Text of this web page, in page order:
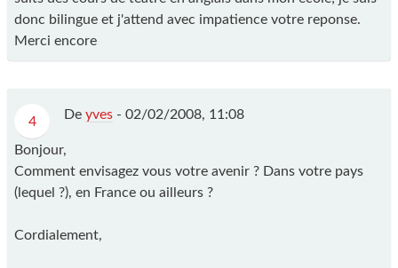
donc bilingue et j'attend avec impatience votre reponse.
Merci encore
4 De yves - 02/02/2008, 11:08
Bonjour,
Comment envisagez vous votre avenir ? Dans votre pays
(lequel ?), en France ou ailleurs ?
Cordialement,